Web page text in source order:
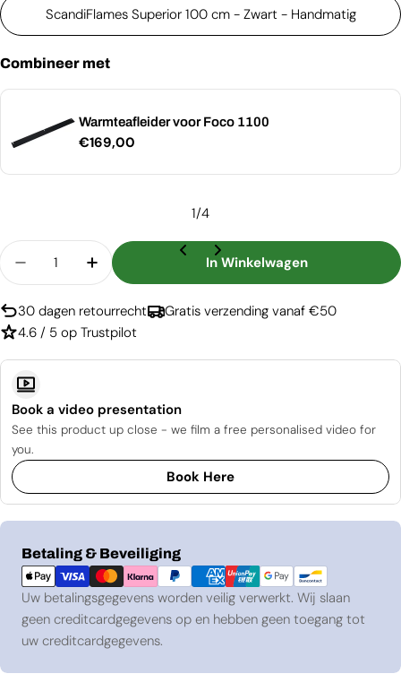
ScandiFlames Superior 100 cm - Zwart - Handmatig
Combineer met
Warmteafleider voor Foco 1100
Normale
€169,00
1/4
Aantal
Aantal Verlagen Voor Foco Two 1100 Medium
Aantal Verhogen Voor Foco Two 1100
In Winkelwagen
30 dagen retourrecht
Gratis verzending vanaf €50
4.6 / 5 op Trustpilot
Book a video presentation
See this product up close - we film a free personalised video for
you.
Book Here
Betaling & Beveiliging
Betaalmethoden
Uw betalingsgegevens worden veilig verwerkt. Wij slaan
geen creditcardgegevens op en hebben geen toegang tot
uw creditcardgegevens.